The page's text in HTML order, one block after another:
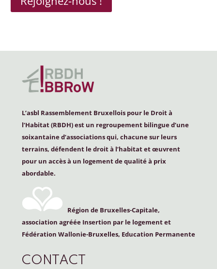
L’asbl Rassemblement Bruxellois pour le Droit à
l’Habitat (RBDH) est un regroupement bilingue d’une
soixantaine d’associations qui, chacune sur leurs
terrains, défendent le droit à l’habitat et œuvrent
pour un accès à un logement de qualité à prix
abordable.
Région de Bruxelles-Capitale,
association agréée Insertion par le logement et
Fédération Wallonie-Bruxelles, Education Permanente
CONTACT